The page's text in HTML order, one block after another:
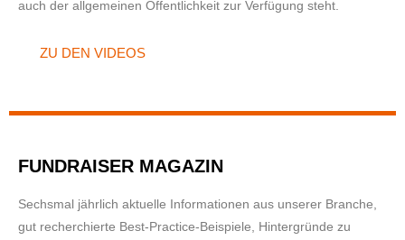
auch der allgemeinen Öffentlichkeit zur Verfügung steht.
ZU DEN VIDEOS
FUNDRAISER MAGAZIN
Sechsmal jährlich aktuelle Informationen aus unserer Branche,
gut recherchierte Best-Practice-Beispiele, Hintergründe zu